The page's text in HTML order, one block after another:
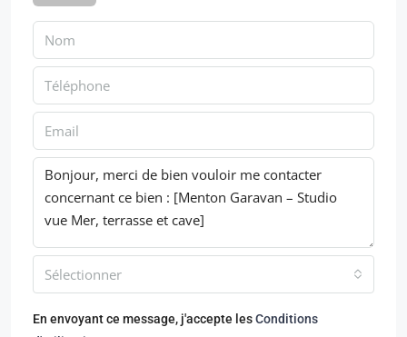
Sélectionner
En envoyant ce message, j'accepte lesConditions